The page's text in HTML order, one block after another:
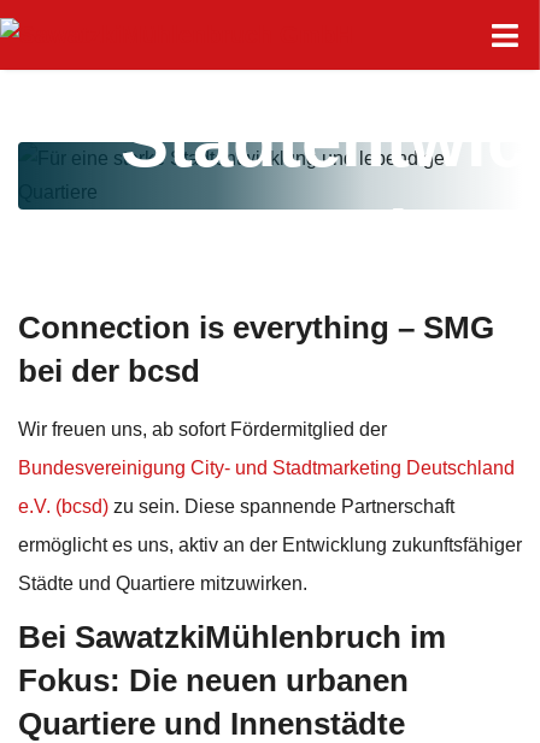
starke
ung und
lebendige
Quartiere
Connection is everything – SMG
bei der bcsd
Wir freuen uns, ab sofort Fördermitglied der
Bundesvereinigung City- und Stadtmarketing Deutschland
e.V. (bcsd) zu sein. Diese spannende Partnerschaft
ermöglicht es uns, aktiv an der Entwicklung zukunftsfähiger
Städte und Quartiere mitzuwirken.
Bei SawatzkiMühlenbruch im
Fokus: Die neuen urbanen
Quartiere und Innenstädte